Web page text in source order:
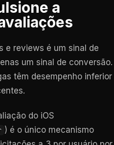
a
e reviews é um sinal de
um sinal de conversão.
têm desempenho inferior
do iOS
) é o único mecanismo